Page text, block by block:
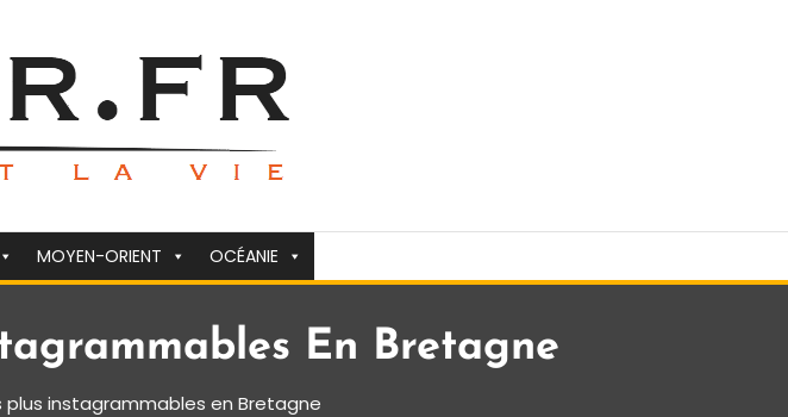
MOYEN-ORIENT OCÉANIE
En Bretagne
plus instagrammables en Bretagne